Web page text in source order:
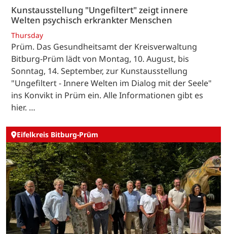
Kunstausstellung "Ungefiltert" zeigt innere
Welten psychisch erkrankter Menschen
Thursday
Prüm. Das Gesundheitsamt der Kreisverwaltung
Bitburg-Prüm lädt von Montag, 10. August, bis
Sonntag, 14. September, zur Kunstausstellung
"Ungefiltert - Innere Welten im Dialog mit der Seele"
ins Konvikt in Prüm ein. Alle Informationen gibt es
hier. …
Eifelkreis Bitburg-Prüm